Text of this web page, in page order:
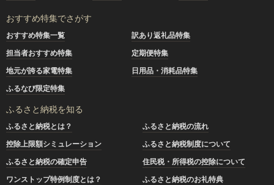
おすすめ特集でさがす
おすすめ特集一覧
訳あり返礼品特集
担当者おすすめ特集
定期便特集
地元が誇る家電特集
日用品・消耗品特集
ふるなび限定特集
ふるさと納税を知る
ふるさと納税とは？
ふるさと納税の流れ
控除上限額シミュレーション
ふるさと納税制度について
ふるさと納税の確定申告
住民税・所得税の控除について
ワンストップ特例制度とは？
ふるさと納税のお礼特典